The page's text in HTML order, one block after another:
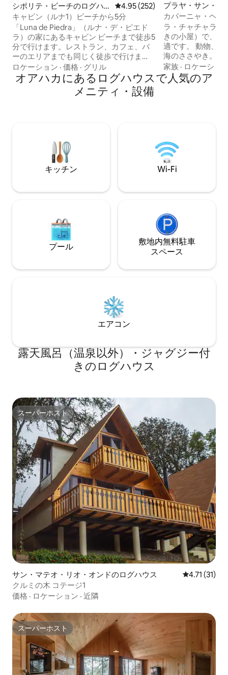
シポリテ・ビーチのログハ
ウス
レビュー252件、5つ星中4.95つ
4.95 (252)
キャビン（ルナ1）ビーチから5分
「Luna de Piedra」（ルナ・デ・ピエド
ラ）の家にあるキャビン ビーチまで徒歩5
分で行けます。レストラン、カフェ、バ
ーのエリアまでも同じく徒歩で行けま
す。 キャビンには、キングサイズベッ
ド、キッチン、専用バスルーム、金庫、
クローゼット、扇風機、テラス、ハンモ
ックが備わっています。 エアコンや駐車
からの静かな建設騒音があるかもしれま
ロケーション · 価格 · グリル
プラヤ・サン・ア
ージョのログハウ
カバーニャ・ヘマ
ャチャラカ
ラ・チャチャラカ
きの小屋）で、自
適です。 動物、鳥、景色、静寂、そして
海のささやき。 キャンプのような体験だ
と言われています
プです。 ダブルベッド4台、ハンモッ
ク、扇風機、精製
あります。
家族 · ロケーショ
オアハカにあるログハウスで人気のア
メニティ・設備
キッチン Wi-Fi
プール
敷地内無料駐⁠車
ス⁠ペ⁠ー⁠ス
エアコン
露天風呂（温泉以外）・ジャグジー付
きのログハウス
スーパーホスト
スーパーホスト
サン・マテオ・リオ・オンドのログハウス レビュー31
4.71 (31)
クルミの木 コテージ1
価格 · ロケーション · 近隣
スーパーホスト
スーパーホスト